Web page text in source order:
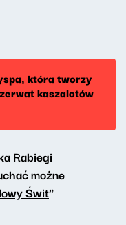
która tworzy
kaszalotów
Rabiegi
możne
Świt"